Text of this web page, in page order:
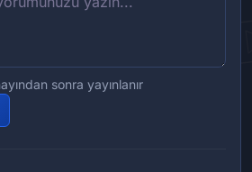
sonra yayınlanır